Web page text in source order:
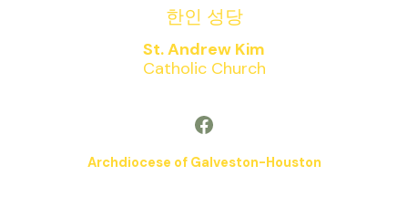
한인 성당
St. Andrew Kim
Catholic Church
Facebook
Archdiocese of Galveston-Houston